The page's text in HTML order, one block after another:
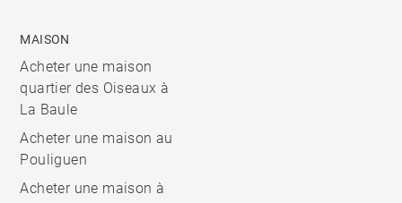
MAISON
Acheter une maison
quartier des Oiseaux à
La Baule
Acheter une maison au
Pouliguen
Acheter une maison à